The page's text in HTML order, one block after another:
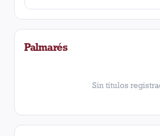
Palmarés
Sin títulos